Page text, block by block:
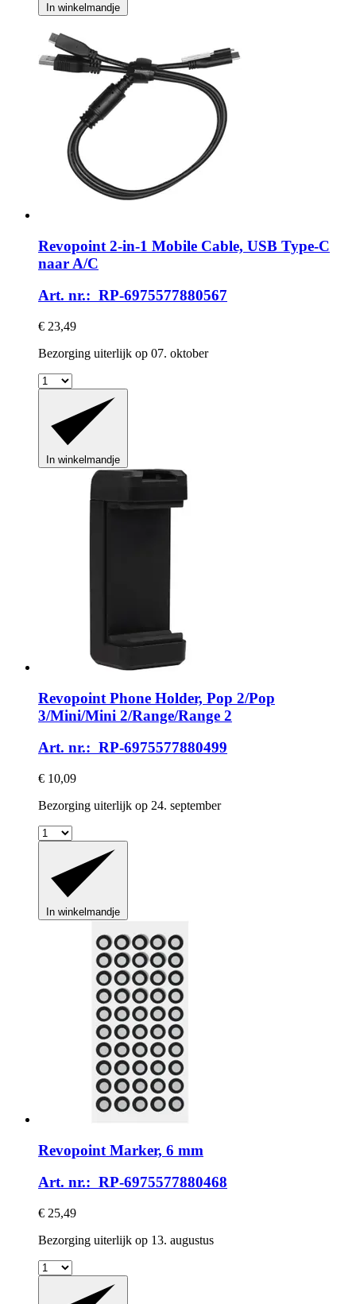
In winkelmandje
Revopoint 2-​in-​1 Mobile Cable, USB Type-​C
naar A/C
Art. nr.: RP-6975577880567
€ 23,49
Bezorging uiterlijk op 07. oktober
In winkelmandje
Revopoint Phone Holder, Pop 2/Pop
3/Mini/Mini 2/Range/Range 2
Art. nr.: RP-6975577880499
€ 10,09
Bezorging uiterlijk op 24. september
In winkelmandje
Revopoint Marker, 6 mm
Art. nr.: RP-6975577880468
€ 25,49
Bezorging uiterlijk op 13. augustus